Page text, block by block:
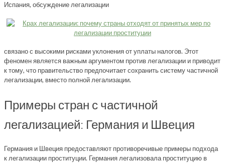
Испания, обсуждение легализации
связано с высокими рисками уклонения от уплаты налогов. Этот
феномен является важным аргументом против легализации и приводит
к тому, что правительство предпочитает сохранить систему частичной
легализации, вместо полной легализации.
Примеры стран с частичной
легализацией: Германия и Швеция
Германия и Швеция предоставляют противоречивые примеры подхода
к легализации проституции. Германия легализовала проституцию в